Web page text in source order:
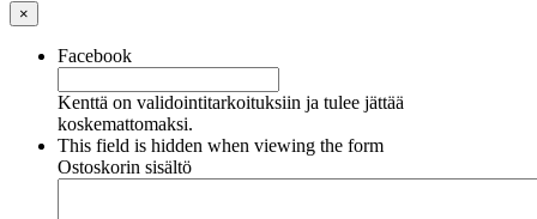
×
Facebook
Kenttä on validointitarkoituksiin ja tulee jättää
koskemattomaksi.
This field is hidden when viewing the form
Ostoskorin sisältö